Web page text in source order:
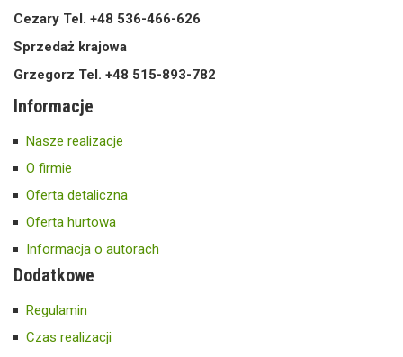
Cezary Tel. +48 536-466-626
Sprzedaż krajowa
Grzegorz Tel. +48 515-893-782
Informacje
Nasze realizacje
O firmie
Oferta detaliczna
Oferta hurtowa
Informacja o autorach
Dodatkowe
Regulamin
Czas realizacji